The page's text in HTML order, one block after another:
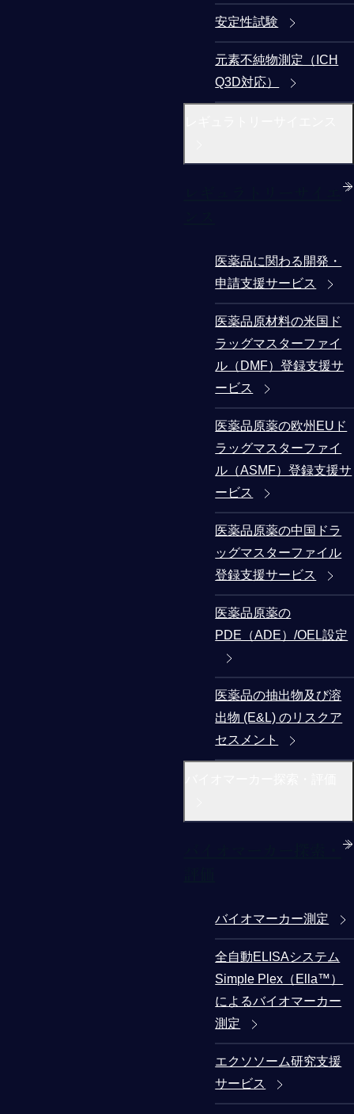
安定性試験
元素不純物測定（ICH
Q3D対応）
医薬品に関わる開発・
申請支援サービス
医薬品原材料の米国ド
ラッグマスターファイ
ル（DMF）登録支援サ
ービス
医薬品原薬の欧州EUド
ラッグマスターファイ
ル（ASMF）登録支援サ
ービス
医薬品原薬の中国ドラ
ッグマスターファイル
登録支援サービス
医薬品原薬の
PDE（ADE）/OEL設定
医薬品の抽出物及び溶
出物 (E&L) のリスクア
セスメント
バイオマーカー測定
全自動ELISAシステム
Simple Plex（Ella™）
によるバイオマーカー
測定
エクソソーム研究支援
サービス